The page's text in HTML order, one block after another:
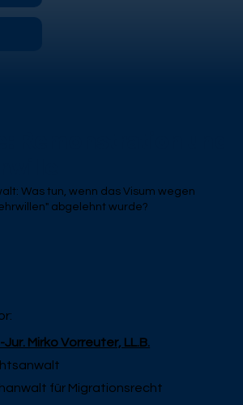
Was tun, wenn das Visum wegen
abgelehnt wurde?
Jur. Mirko Vorreuter, LL.B.
für Migrationsrecht